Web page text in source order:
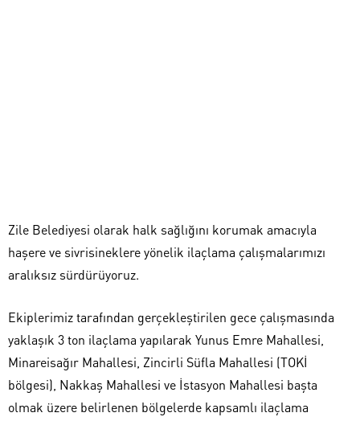
Zile Belediyesi olarak halk sağlığını korumak amacıyla
haşere ve sivrisineklere yönelik ilaçlama çalışmalarımızı
aralıksız sürdürüyoruz.
Ekiplerimiz tarafından gerçekleştirilen gece çalışmasında
yaklaşık 3 ton ilaçlama yapılarak Yunus Emre Mahallesi,
Minareisağır Mahallesi, Zincirli Süfla Mahallesi (TOKİ
bölgesi), Nakkaş Mahallesi ve İstasyon Mahallesi başta
olmak üzere belirlenen bölgelerde kapsamlı ilaçlama